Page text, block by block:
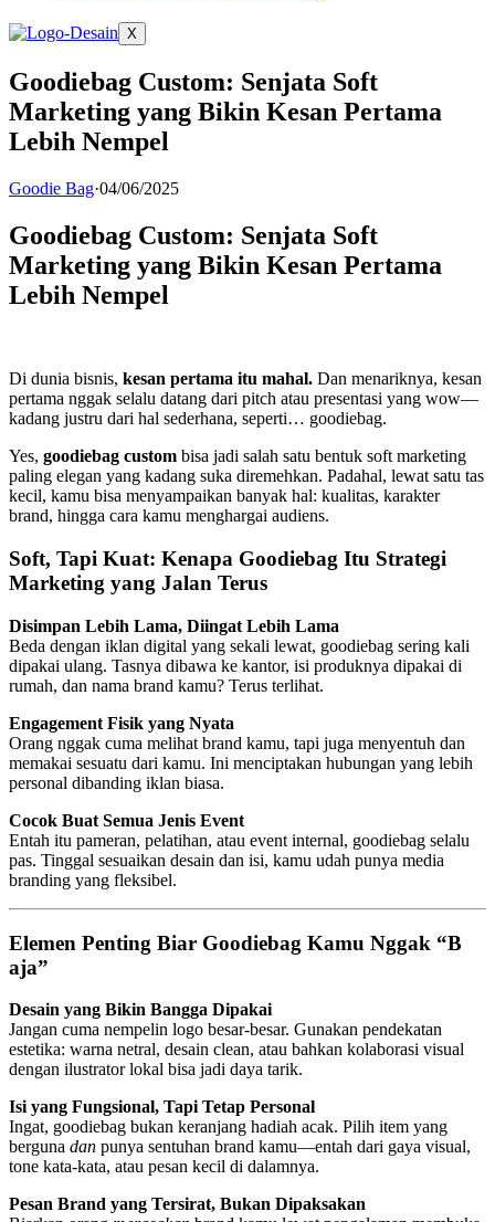
X
Goodiebag Custom: Senjata Soft
Marketing yang Bikin Kesan Pertama
Lebih Nempel
Goodie Bag·04/06/2025
Goodiebag Custom: Senjata Soft
Marketing yang Bikin Kesan Pertama
Lebih Nempel
Di dunia bisnis, kesan pertama itu mahal. Dan menariknya, kesan
pertama nggak selalu datang dari pitch atau presentasi yang wow—
kadang justru dari hal sederhana, seperti… goodiebag.
Yes, goodiebag custom bisa jadi salah satu bentuk soft marketing
paling elegan yang kadang suka diremehkan. Padahal, lewat satu tas
kecil, kamu bisa menyampaikan banyak hal: kualitas, karakter
brand, hingga cara kamu menghargai audiens.
Soft, Tapi Kuat: Kenapa Goodiebag Itu Strategi
Marketing yang Jalan Terus
Disimpan Lebih Lama, Diingat Lebih Lama
Beda dengan iklan digital yang sekali lewat, goodiebag sering kali
dipakai ulang. Tasnya dibawa ke kantor, isi produknya dipakai di
rumah, dan nama brand kamu? Terus terlihat.
Engagement Fisik yang Nyata
Orang nggak cuma melihat brand kamu, tapi juga menyentuh dan
memakai sesuatu dari kamu. Ini menciptakan hubungan yang lebih
personal dibanding iklan biasa.
Cocok Buat Semua Jenis Event
Entah itu pameran, pelatihan, atau event internal, goodiebag selalu
pas. Tinggal sesuaikan desain dan isi, kamu udah punya media
branding yang fleksibel.
Elemen Penting Biar Goodiebag Kamu Nggak “B
aja”
Desain yang Bikin Bangga Dipakai
Jangan cuma nempelin logo besar-besar. Gunakan pendekatan
estetika: warna netral, desain clean, atau bahkan kolaborasi visual
dengan ilustrator lokal bisa jadi daya tarik.
Isi yang Fungsional, Tapi Tetap Personal
Ingat, goodiebag bukan keranjang hadiah acak. Pilih item yang
berguna dan punya sentuhan brand kamu—entah dari gaya visual,
tone kata-kata, atau pesan kecil di dalamnya.
Pesan Brand yang Tersirat, Bukan Dipaksakan